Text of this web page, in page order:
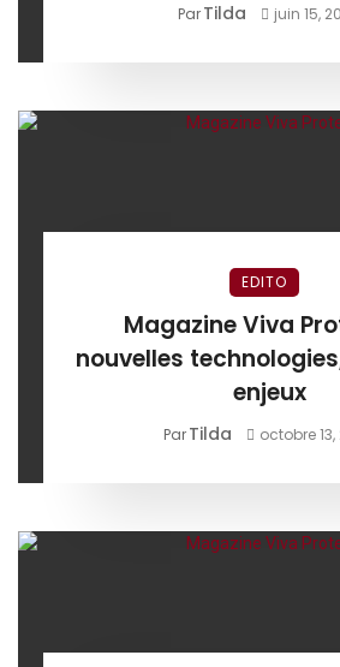
ParTilda juin 15,
EDITO
Magazine Viva
nouvelles
enjeux
ParTilda octobre 13,